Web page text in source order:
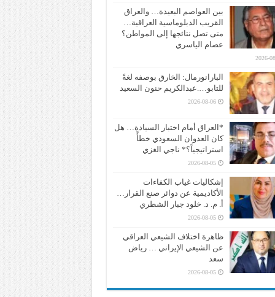
بين العواصم البعيدة… والعراق
القريب الدبلوماسية العراقية…
متى تصل نتائجها إلى المواطن؟
عصام الياسري
2026-
البارانورمال: الخارق بوصفه لغةً
للتابو….عبدالكريم حنون السعيد
2026-08-06
*العراق أمام اختبار السيادة… هل
كان العدوان السعودي خطأً
استراتيجياً؟* ناجي الغزي
2026-08-05
إشكاليات غياب الكفاءات
الأكاديمية عن دوائر صنع القرار…
أ. م. د. خلود جبار الشطري
2026-08-05
ظاهرة اختلاف الشيعي العراقي
عن الشيعي الإيراني … رياض
سعد
2026-08-05